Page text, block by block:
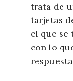
trata de
tarjetas
el que se
con lo